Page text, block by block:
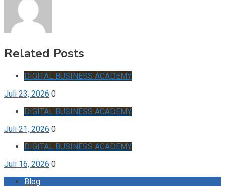
Related Posts
DIGITAL BUSINESS ACADEMY
Juli 23, 2026 0
DIGITAL BUSINESS ACADEMY
Juli 21, 2026 0
DIGITAL BUSINESS ACADEMY
Juli 16, 2026 0
Blog